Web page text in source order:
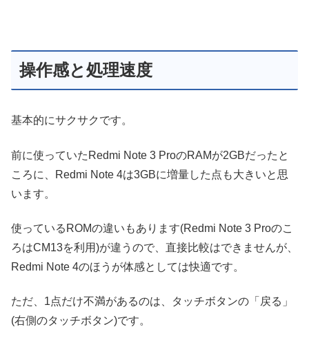
操作感と処理速度
基本的にサクサクです。
前に使っていたRedmi Note 3 ProのRAMが2GBだったと
ころに、Redmi Note 4は3GBに増量した点も大きいと思
います。
使っているROMの違いもあります(Redmi Note 3 Proのこ
ろはCM13を利用)が違うので、直接比較はできませんが、
Redmi Note 4のほうが体感としては快適です。
ただ、1点だけ不満があるのは、タッチボタンの「戻る」
(右側のタッチボタン)です。